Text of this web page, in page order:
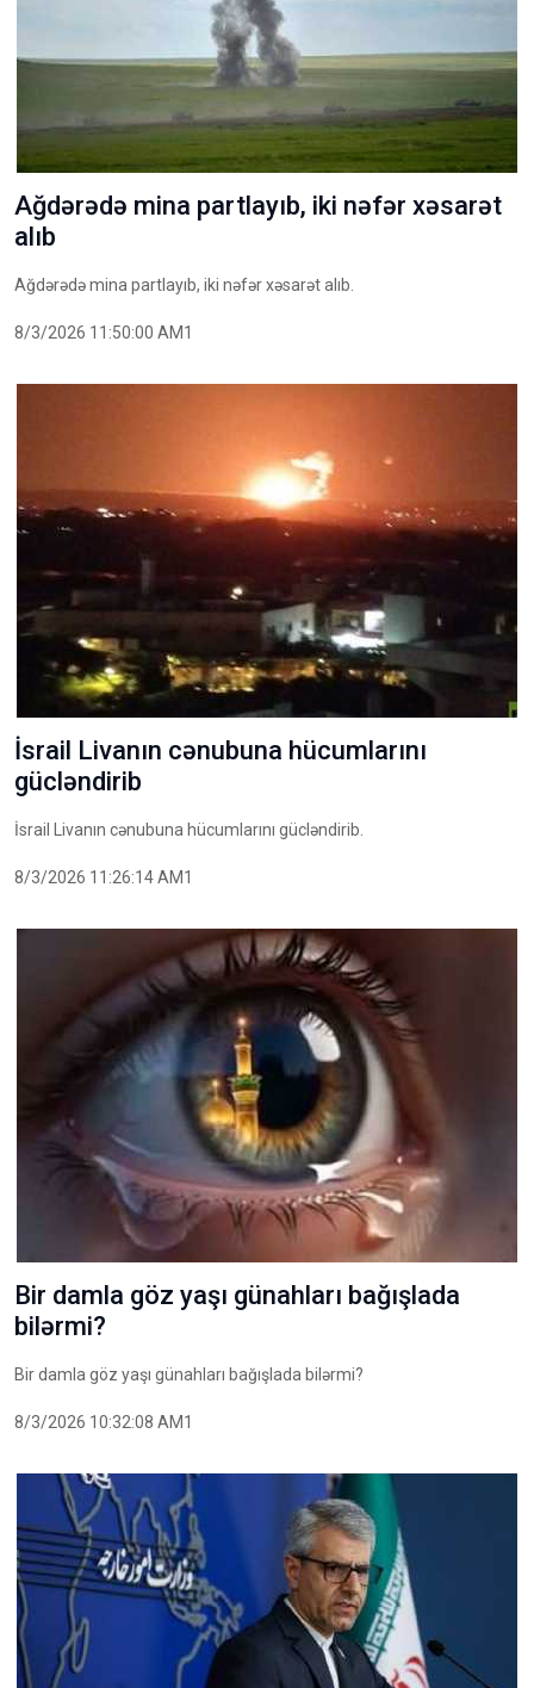
Ağdərədə mina partlayıb, iki nəfər xəsarət
alıb
Ağdərədə mina partlayıb, iki nəfər xəsarət alıb.
8/3/2026 11:50:00 AM1
İsrail Livanın cənubuna hücumlarını
gücləndirib
İsrail Livanın cənubuna hücumlarını gücləndirib.
8/3/2026 11:26:14 AM1
Bir damla göz yaşı günahları bağışlada
bilərmi?
Bir damla göz yaşı günahları bağışlada bilərmi?
8/3/2026 10:32:08 AM1